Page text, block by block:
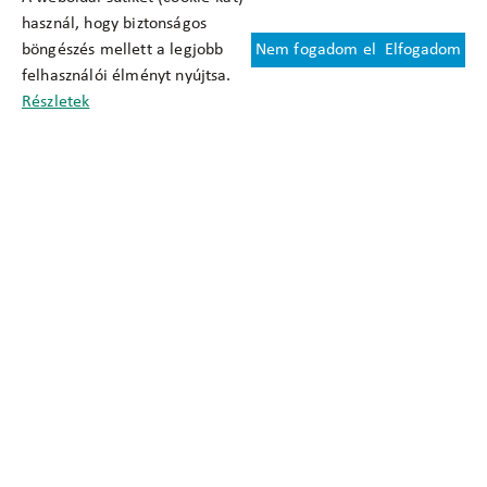
használ, hogy biztonságos
böngészés mellett a legjobb
felhasználói élményt nyújtsa.
Részletek
Nem fogadom el Elfogadom
Felhasználási feltételek